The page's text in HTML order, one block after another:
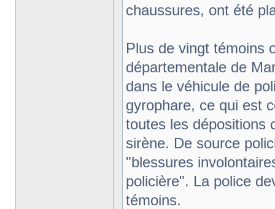
chaussures, ont été
Plus de vingt témoins
départementale de
dans le véhicule de
gyrophare, ce qui est
toutes les dépositions
sirène. De source
"blessures
policière". La police
témoins.